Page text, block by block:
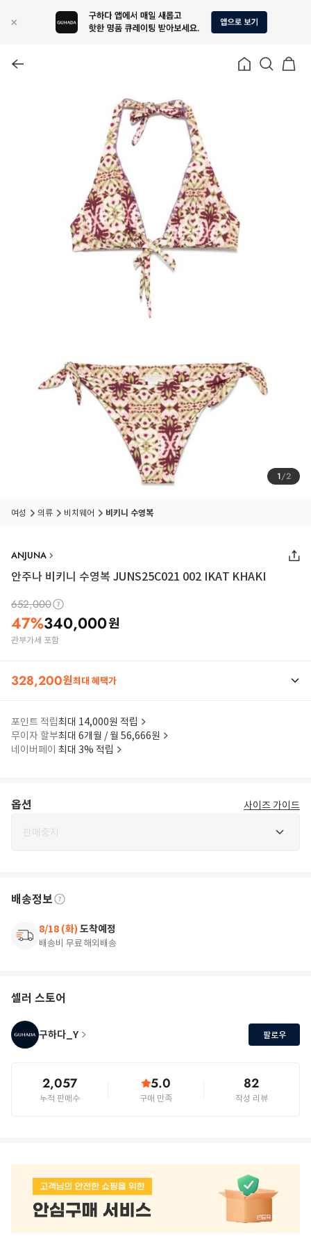
1/2
여성 의류 비치웨어 비키니 수영복
ANJUNA
안주나 비키니 수영복 JUNS25C021 002 IKAT KHAKI
652,000
47%340,000원
관부가세 포함
328,200원최대 혜택가
포인트 적립최대 14,000원 적립
무이자 할부최대 6개월 / 월 56,666원
네이버페이 최대 3% 적립
옵션 사이즈 가이드
판매중지
배송정보
8/18 (화) 도착예정
배송비 무료해외배송
셀러 스토어
구하다_Y 팔로우
2,057
누적 판매수
5.0
구매 만족
82
작성 리뷰